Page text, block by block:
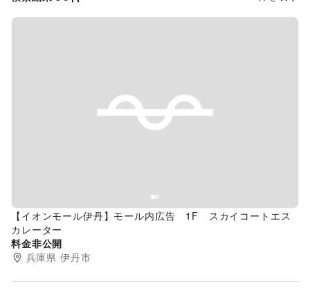
Previous slide
【イオンモール伊丹】モール内広告 1F スカイコートエス
カレーター
料金非公開
兵庫県 伊丹市